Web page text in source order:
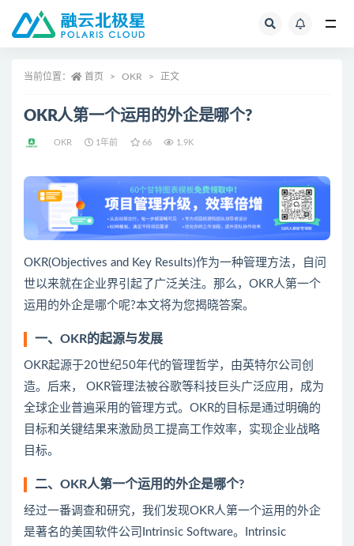
当前位置： 首页 OKR 正文
OKR人第一个运用的外企是哪个?
OKR 1年前 66 1.9K
OKR(Objectives and Key Results)作为一种管理方法，自问
世以来就在企业界引起了广泛关注。那么，OKR人第一个
运用的外企是哪个呢?本文将为您揭晓答案。
一、OKR的起源与发展
OKR起源于20世纪50年代的管理哲学，由英特尔公司创
造。后来， OKR管理法被谷歌等科技巨头广泛应用，成为
全球企业普遍采用的管理方式。OKR的目标是通过明确的
目标和关键结果来激励员工提高工作效率，实现企业战略
目标。
二、OKR人第一个运用的外企是哪个?
经过一番调查和研究，我们发现OKR人第一个运用的外企
是著名的美国软件公司Intrinsic Software。Intrinsic